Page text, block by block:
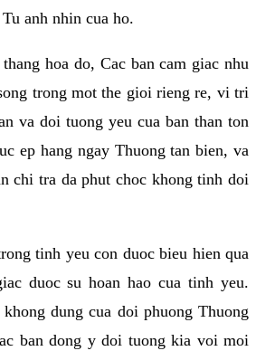
anh nhin cua ho.
hoa do, Cac ban cam giac nhu
trong mot the gioi rieng re, vi tri
va doi tuong yeu cua ban than ton
ep hang ngay Thuong tan bien, va
chi tra da phut choc khong tinh doi
tinh yeu con duoc bieu hien qua
duoc su hoan hao cua tinh yeu.
dung cua doi phuong Thuong
ban dong y doi tuong kia voi moi